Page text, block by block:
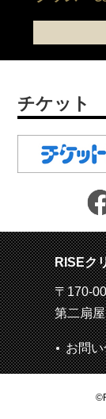
チケット
RISEク
〒170-
第二扇
お問